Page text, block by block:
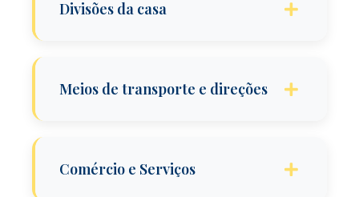
Hábitos alimentares
Divisões da casa
compõem uma casa
Meios de transporte e direções
condução
Comércio e Serviços